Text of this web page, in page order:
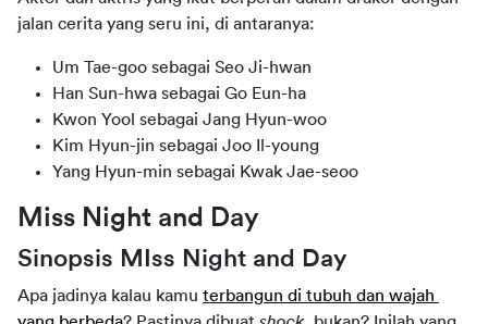
jalan cerita yang seru ini, di antaranya:
Um Tae-goo sebagai Seo Ji-hwan
Han Sun-hwa sebagai Go Eun-ha
Kwon Yool sebagai Jang Hyun-woo
Kim Hyun-jin sebagai Joo Il-young
Yang Hyun-min sebagai Kwak Jae-seoo
Miss Night and Day
Sinopsis MIss Night and Day
Apa jadinya kalau kamu terbangun di tubuh dan wajah